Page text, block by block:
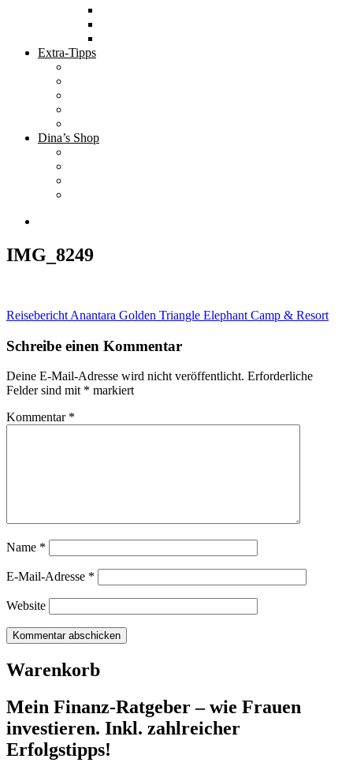
Extra-Tipps
Dina’s Shop
IMG_8249
Beitragsnavigation
Reisebericht Anantara Golden Triangle Elephant Camp & Resort
Schreibe einen Kommentar
Deine E-Mail-Adresse wird nicht veröffentlicht. Erforderliche
Felder sind mit * markiert
Kommentar *
Name *
E-Mail-Adresse *
Website
Warenkorb
Mein Finanz-Ratgeber – wie Frauen
investieren. Inkl. zahlreicher
Erfolgstipps!